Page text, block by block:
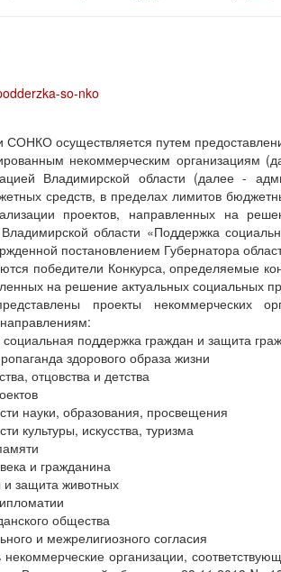
so-nko
осуществляется путем
некоммерческим организациям
Владимирской области (далее -
средств, в пределах лимитов
проектов, направленных на
области «Поддержка
постановлением Губернатора
победители Конкурса, определяемые
на решение актуальных социальных
проекты некоммерческих
поддержка граждан и защита
здорового образа жизни
отцовства и детства
науки, образования, просвещения
культуры, искусства, туризма
и гражданина
защита животных
общества
и межрелигиозного согласия
некоммерческие организации,